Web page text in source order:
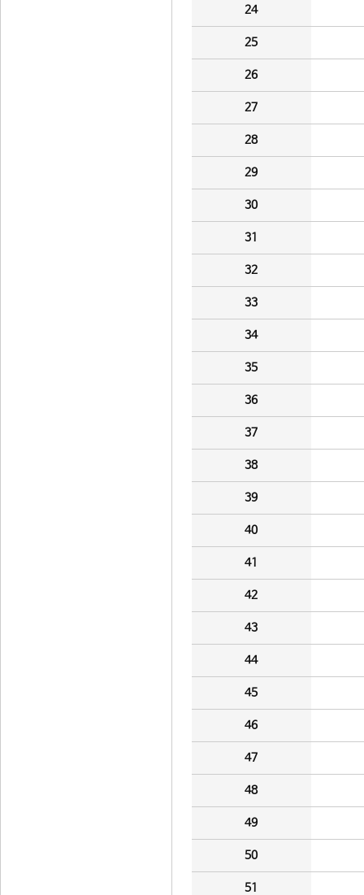
24
25
26
27
28
29
30
31
32
33
34
35
36
37
38
39
40
41
42
43
44
45
46
47
48
49
50
51